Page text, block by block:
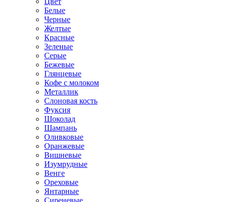
Белые
Черные
Желтые
Красные
Зеленые
Серые
Бежевые
Глянцевые
Кофе с молоком
Металлик
Слоновая кость
Фуксия
Шоколад
Шампань
Оливковые
Оранжевые
Вишневые
Изумрудные
Венге
Ореховые
Янтарные
Сиреневые